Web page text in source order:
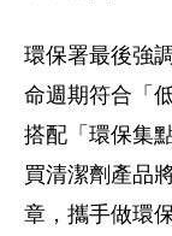
環保署最後強
命週期符合「
搭配「環保集
買清潔劑產品
章，攜手做環